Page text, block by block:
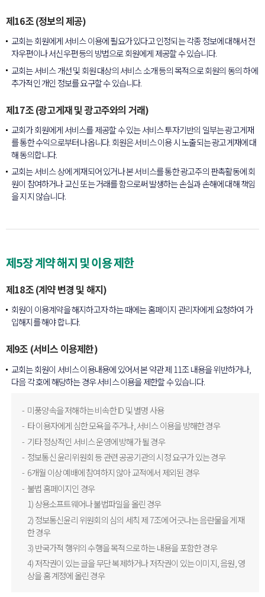
제16조 (정보의 제공)
교회는 회원에게 서비스 이용에 필요가 있다고 인정되는 각종 정보에 대해서 전
자우편이나 서신우편 등의 방법으로 회원에게 제공할 수 있습니다.
교회는 서비스 개선 및 회원 대상의 서비스 소개 등의 목적으로 회원의 동의 하에
추가적인 개인 정보를 요구할 수 있습니다.
제17조 (광고게재 및 광고주와의 거래)
교회가 회원에게 서비스를 제공할 수 있는 서비스 투자기반의 일부는 광고게재
를 통한 수익으로부터 나옵니다. 회원은 서비스 이용 시 노출되는 광고게재에 대
해 동의합니다.
교회는 서비스 상에 게재되어 있거나 본 서비스를 통한 광고주의 판촉활동에 회
원이 참여하거나 교신 또는 거래를 함으로써 발생하는 손실과 손해에 대해 책임
을 지지 않습니다.
제5장 계약 해지 및 이용 제한
제18조 (계약 변경 및 해지)
회원이 이용계약을 해지하고자 하는 때에는 홈페이지 관리자에게 요청하여 가
입해지를 해야 합니다.
제9조 (서비스 이용제한)
교회는 회원이 서비스 이용내용에 있어서 본 약관 제 11조 내용을 위반하거나,
다음 각 호에 해당하는 경우 서비스 이용을 제한할 수 있습니다.
미풍양속을 저해하는 비속한 ID 및 별명 사용
타 이용자에게 심한 모욕을 주거나, 서비스 이용을 방해한 경우
기타 정상적인 서비스 운영에 방해가 될 경우
정보통신 윤리위원회 등 관련 공공기관의 시정 요구가 있는 경우
6개월 이상 예배에 참여하지 않아 교적에서 제외된 경우
불법 홈페이지인 경우
1) 상용소프트웨어나 불법파일을 올린 경우
2) 정보통신윤리 위원회의 심의 세칙 제 7조에 어긋나는 음란물을 게재
한 경우
3) 반국가적 행위의 수행을 목적으로 하는 내용을 포함한 경우
4) 저작권이 있는 글을 무단 복제하거나 저작권이 있는 이미지, 음원, 영
상을 홈 계정에 올린 경우